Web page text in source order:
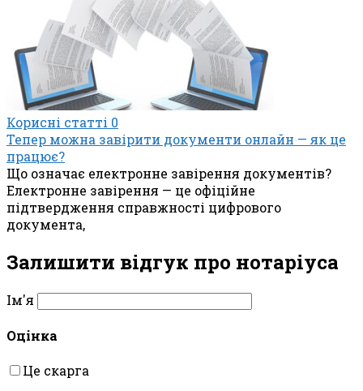
Корисні статті 0
Тепер можна завірити документи онлайн — як це
працює?
Що означає електронне завірення документів?
Електронне завірення — це офіційне
підтвердження справжності цифрового
документа,
Залишити відгук про нотаріуса
Ім'я
Оцінка
Це скарга